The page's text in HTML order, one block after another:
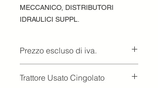
MECCANICO, DISTRIBUTORI
IDRAULICI SUPPL.
Prezzo escluso di iva.
Trattore Usato Cingolato